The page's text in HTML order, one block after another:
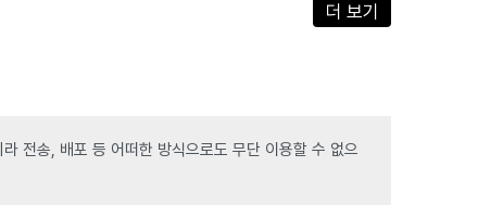
더 보기
전송, 배포 등 어떠한 방식으로도 무단 이용할 수 없으